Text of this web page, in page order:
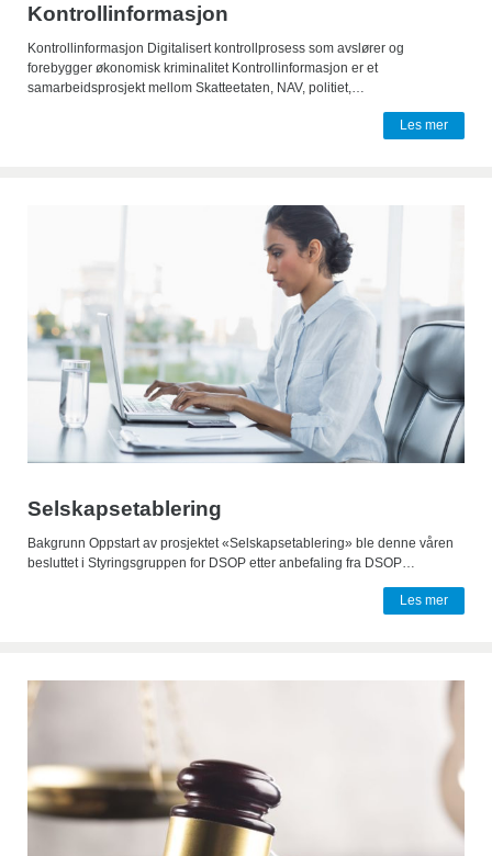
Kontrollinformasjon
Kontrollinformasjon Digitalisert kontrollprosess som avslører og
forebygger økonomisk kriminalitet Kontrollinformasjon er et
samarbeidsprosjekt mellom Skatteetaten, NAV, politiet,…
Les mer
Selskapsetablering
Bakgrunn Oppstart av prosjektet «Selskapsetablering» ble denne våren
besluttet i Styringsgruppen for DSOP etter anbefaling fra DSOP…
Les mer